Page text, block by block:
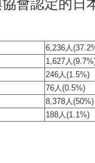
會認定的日
6,236人
1,627人
246人(1.5%)
76人(0.5%)
8,378人(50%)
188人(1.1%)